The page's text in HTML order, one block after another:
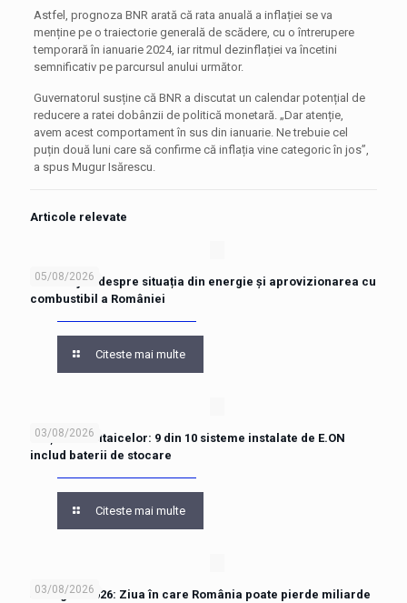
Astfel, prognoza BNR arată că rata anuală a inflației se va
menține pe o traiectorie generală de scădere, cu o întrerupere
temporară în ianuarie 2024, iar ritmul dezinflației va încetini
semnificativ pe parcursul anului următor.
Guvernatorul susține că BNR a discutat un calendar potențial de
reducere a ratei dobânzii de politică monetară. „Dar atenție,
avem acest comportament în sus din ianuarie. Ne trebuie cel
puțin două luni care să confirme că inflația vine categoric în jos”,
a spus Mugur Isărescu.
Articole relevate
05/08/2026
Ilie Bolojan despre situația din energie și aprovizionarea cu
combustibil a României
Citeste mai multe
03/08/2026
Piața fotovoltaicelor: 9 din 10 sisteme instalate de E.ON
includ baterii de stocare
Citeste mai multe
03/08/2026
31 august 2026: Ziua în care România poate pierde miliarde